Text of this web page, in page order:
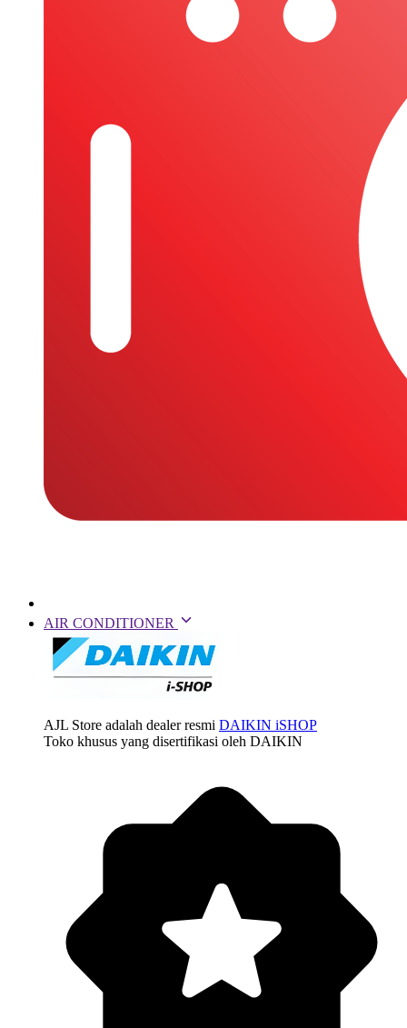
AIR CONDITIONER
AJL Store adalah dealer resmi DAIKIN iSHOP
Toko khusus yang disertifikasi oleh DAIKIN